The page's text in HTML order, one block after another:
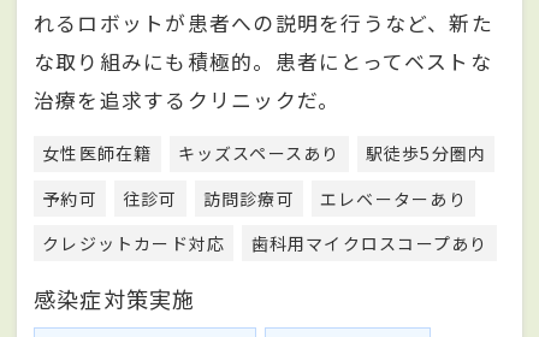
れるロボットが患者への説明を行うなど、新た
な取り組みにも積極的。患者にとってベストな
治療を追求するクリニックだ。
女性医師在籍 キッズスペースあり
駅徒歩5分圏内
予約可
往診可 訪問診療可
エレベーターあり
クレジットカード対応
歯科用マイクロスコープあり
感染症対策実施